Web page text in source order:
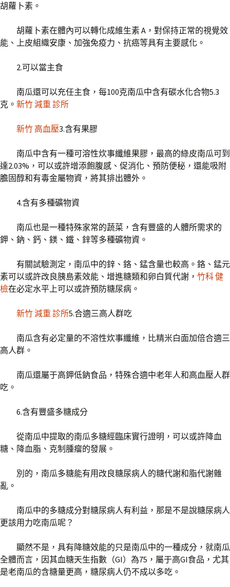
胡蘿卜素。
胡蘿卜素在體內可以轉化成維生素 A，對保持正常的視覺效
能、上皮組織安康、加強免疫力、抗癌等具有主要感化。
2.可以當主食
南瓜還可以充任主食，每100克南瓜中含有碳水化合物5.3
克。 新竹 減重 診所
新竹 高血壓3.含有果膠
南瓜中含有一種可溶性炊事纖維果膠，最高的綠皮南瓜可到
達2.03%，可以或許增添飽腹感、促消化、預防便秘，還能吸附
膽固醇和有毒金屬物資，將其排出體外。
4.含有多種礦物資
南瓜也是一種特殊家常的蔬菜，含有豐盛的人體所需求的
鉀、鈉、鈣、鎂、鐵、鋅等多種礦物資。
有關試驗測定，南瓜中的鋅、鉻、錳含量也較高。鉻、錳元
素可以或許改良胰島素效能、增進糖類和卵白質代謝， 竹科 健
檢在必定水平上可以或許預防糖尿病。
新竹 減重 診所5.合適三高人群吃
南瓜含有必定量的不溶性炊事纖維，比精米白面加倍合適三
高人群。
南瓜還屬于高鉀低鈉食品，特殊合適中老年人和高血壓人群
吃。
6.含有豐盛多糖成分
從南瓜中提取的南瓜多糖經臨床實行證明，可以或許降血
糖、降血脂、克制腫瘤的發展。
別的，南瓜多糖能有用改良糖尿病人的糖代謝和脂代謝雜
亂。
南瓜中的多糖成分對糖尿病人有利益，那是不是說糖尿病人
更該用力吃南瓜呢？
顯然不是，具有降糖效能的只是南瓜中的一種成分，就南瓜
全體而言，因其血糖天生指數（GI）為75，屬于高GI食品，尤其
是老南瓜的含糖量更高，糖尿病人仍不成以多吃。